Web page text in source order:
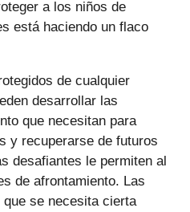
a los niños de
está haciendo un flaco
de cualquier
desarrollar las
que necesitan para
y recuperarse de futuros
desafiantes le permiten al
de afrontamiento. Las
se necesita cierta